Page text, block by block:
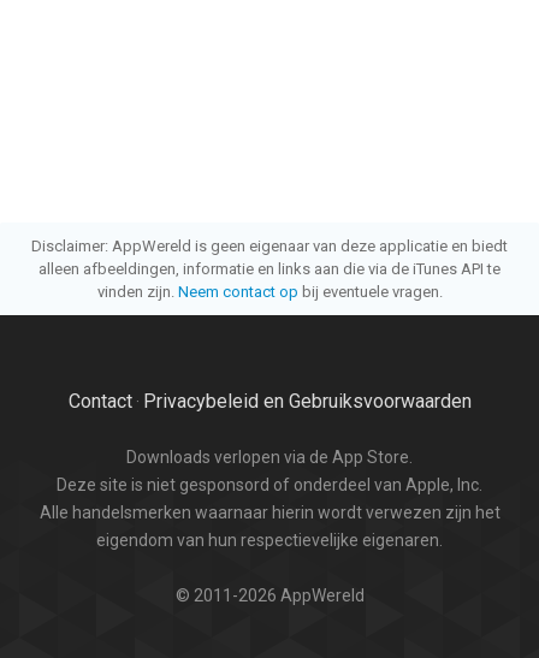
Disclaimer: AppWereld is geen eigenaar van deze applicatie en biedt
alleen afbeeldingen, informatie en links aan die via de iTunes API te
vinden zijn. Neem contact op bij eventuele vragen.
Contact· Privacybeleid en Gebruiksvoorwaarden
Downloads verlopen via de App Store.
Deze site is niet gesponsord of onderdeel van Apple, Inc.
Alle handelsmerken waarnaar hierin wordt verwezen zijn het
eigendom van hun respectievelijke eigenaren.
© 2011-2026 AppWereld